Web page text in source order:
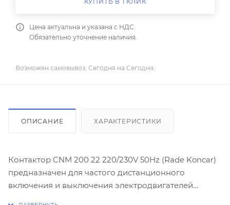
Цена актуальна и указана с НДС.
Обязательно уточнение наличия.
Возможен самовывоз, Сегодня на Сегодня.
ОПИСАНИЕ ХАРАКТЕРИСТИКИ
Контактор CNM 200 22 220/230V 50Hz (Rade Koncar)
предназначен для частого дистанционного
включения и выключения электродвигателей